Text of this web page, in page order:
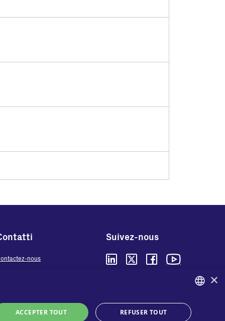
nous
Suivez-nous
Conditions générales
ENGLISH
×
ACCEPTER TOUT REFUSER TOUT